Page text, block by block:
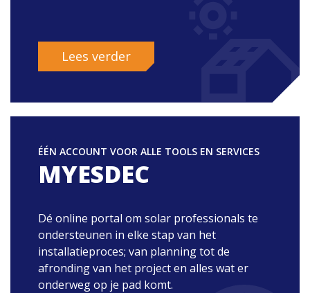
Lees verder
ÉÉN ACCOUNT VOOR ALLE TOOLS EN SERVICES
MYESDEC
Dé online portal om solar professionals te
ondersteunen in elke stap van het
installatieproces; van planning tot de
afronding van het project en alles wat er
onderweg op je pad komt.